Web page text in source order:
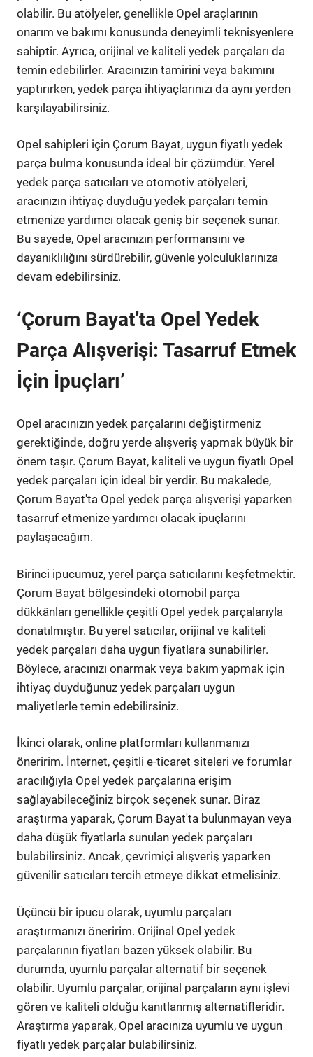
olabilir. Bu atölyeler, genellikle Opel araçlarının
onarım ve bakımı konusunda deneyimli teknisyenlere
sahiptir. Ayrıca, orijinal ve kaliteli yedek parçaları da
temin edebilirler. Aracınızın tamirini veya bakımını
yaptırırken, yedek parça ihtiyaçlarınızı da aynı yerden
karşılayabilirsiniz.
Opel sahipleri için Çorum Bayat, uygun fiyatlı yedek
parça bulma konusunda ideal bir çözümdür. Yerel
yedek parça satıcıları ve otomotiv atölyeleri,
aracınızın ihtiyaç duyduğu yedek parçaları temin
etmenize yardımcı olacak geniş bir seçenek sunar.
Bu sayede, Opel aracınızın performansını ve
dayanıklılığını sürdürebilir, güvenle yolculuklarınıza
devam edebilirsiniz.
‘Çorum Bayat’ta Opel Yedek
Parça Alışverişi: Tasarruf Etmek
İçin İpuçları’
Opel aracınızın yedek parçalarını değiştirmeniz
gerektiğinde, doğru yerde alışveriş yapmak büyük bir
önem taşır. Çorum Bayat, kaliteli ve uygun fiyatlı Opel
yedek parçaları için ideal bir yerdir. Bu makalede,
Çorum Bayat'ta Opel yedek parça alışverişi yaparken
tasarruf etmenize yardımcı olacak ipuçlarını
paylaşacağım.
Birinci ipucumuz, yerel parça satıcılarını keşfetmektir.
Çorum Bayat bölgesindeki otomobil parça
dükkânları genellikle çeşitli Opel yedek parçalarıyla
donatılmıştır. Bu yerel satıcılar, orijinal ve kaliteli
yedek parçaları daha uygun fiyatlara sunabilirler.
Böylece, aracınızı onarmak veya bakım yapmak için
ihtiyaç duyduğunuz yedek parçaları uygun
maliyetlerle temin edebilirsiniz.
İkinci olarak, online platformları kullanmanızı
öneririm. İnternet, çeşitli e-ticaret siteleri ve forumlar
aracılığıyla Opel yedek parçalarına erişim
sağlayabileceğiniz birçok seçenek sunar. Biraz
araştırma yaparak, Çorum Bayat'ta bulunmayan veya
daha düşük fiyatlarla sunulan yedek parçaları
bulabilirsiniz. Ancak, çevrimiçi alışveriş yaparken
güvenilir satıcıları tercih etmeye dikkat etmelisiniz.
Üçüncü bir ipucu olarak, uyumlu parçaları
araştırmanızı öneririm. Orijinal Opel yedek
parçalarının fiyatları bazen yüksek olabilir. Bu
durumda, uyumlu parçalar alternatif bir seçenek
olabilir. Uyumlu parçalar, orijinal parçaların aynı işlevi
gören ve kaliteli olduğu kanıtlanmış alternatifleridir.
Araştırma yaparak, Opel aracınıza uyumlu ve uygun
fiyatlı yedek parçalar bulabilirsiniz.